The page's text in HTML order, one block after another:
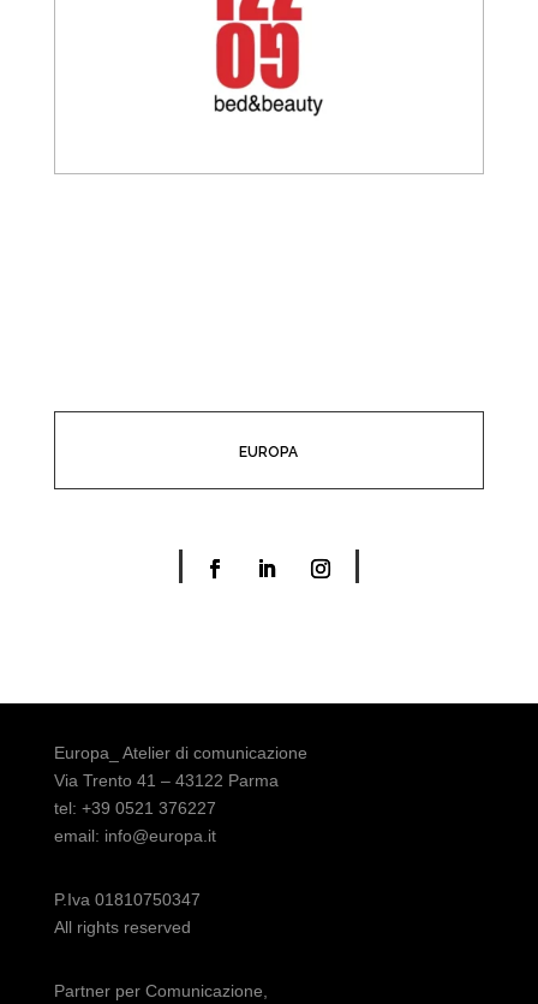
EUROPA
Europa_ Atelier di comunicazione
Via Trento 41 – 43122 Parma
tel: +39 0521 376227
email: info@europa.it
P.Iva 01810750347
All rights reserved
Partner per Comunicazione,